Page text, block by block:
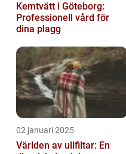
Kemtvätt i Göteborg:
Professionell vård för
dina plagg
02 januari 2025
Världen av ullfiltar: En